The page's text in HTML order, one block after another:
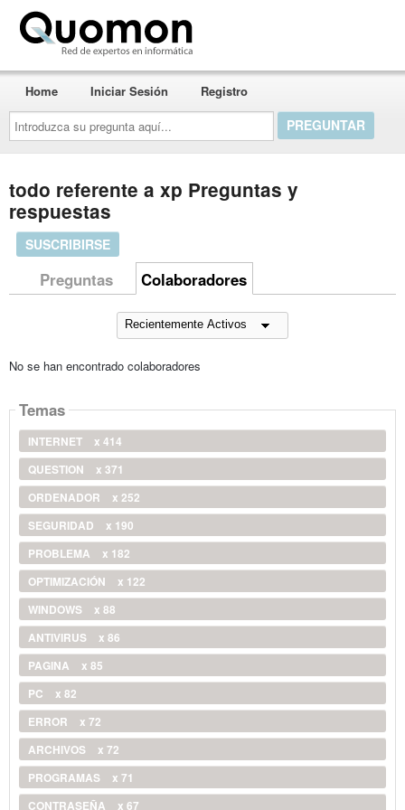
Introduzca
su
pregunta
aquí...
Home Iniciar Sesión Registro
todo referente a xp Preguntas y
respuestas
SUSCRIBIRSE
Preguntas Colaboradores
No se han encontrado colaboradores
Temas
INTERNET
x 414
QUESTION
x 371
ORDENADOR
x 252
SEGURIDAD
x 190
PROBLEMA
x 182
OPTIMIZACIÓN
x 122
WINDOWS
x 88
ANTIVIRUS
x 86
PAGINA
x 85
PC
x 82
ERROR
x 72
ARCHIVOS
x 72
PROGRAMAS
x 71
CONTRASEÑA
x 67